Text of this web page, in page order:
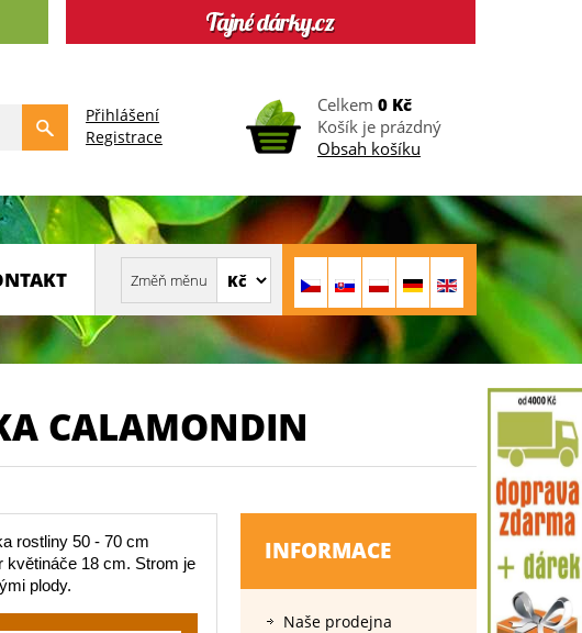
Přihlášení
Registrace
Celkem 0 Kč
Košík je prázdný
Obsah košíku
CALAMONDIN
rostliny 50 - 70 cm
květináče 18 cm. Strom je
plody.
INFORMACE
Naše prodejna